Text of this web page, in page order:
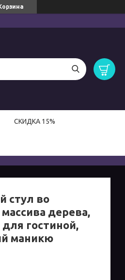
СКИДКА 15%
стул во
дерева,
для гостиной,
маникю